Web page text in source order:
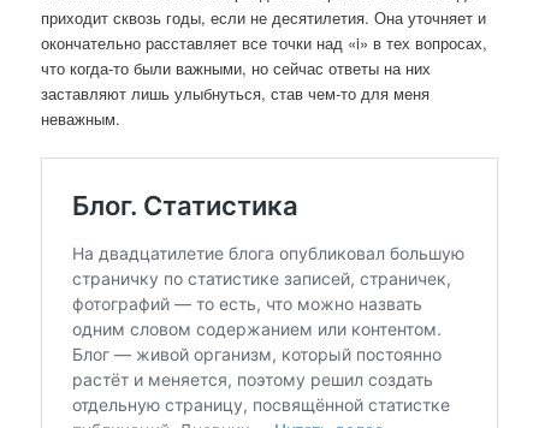
приходит сквозь годы, если не десятилетия. Она уточняет и
окончательно расставляет все точки над «i» в тех вопросах,
что когда-то были важными, но сейчас ответы на них
заставляют лишь улыбнуться, став чем-то для меня
неважным.